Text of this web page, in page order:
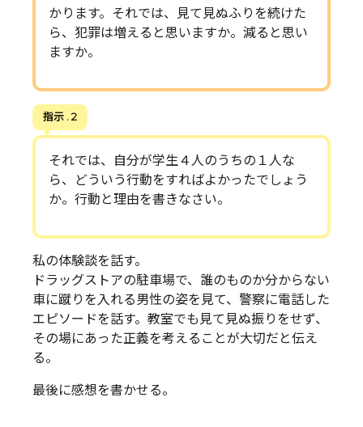
かります。それでは、見て見ぬふりを続けた
ら、犯罪は増えると思いますか。減ると思い
ますか。
指示 . 2
それでは、自分が学生４人のうちの１人な
ら、どういう行動をすればよかったでしょう
か。行動と理由を書きなさい。
私の体験談を話す。
ドラッグストアの駐車場で、誰のものか分からない
車に蹴りを入れる男性の姿を見て、警察に電話した
エピソードを話す。教室でも見て見ぬ振りをせず、
その場にあった正義を考えることが大切だと伝え
る。
最後に感想を書かせる。